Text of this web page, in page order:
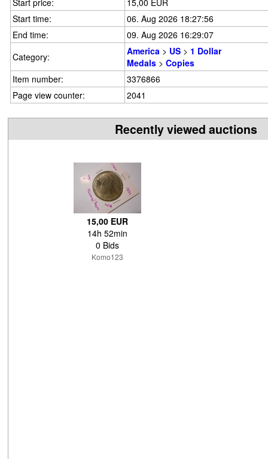
Start price:
15,00 EUR
Start time:
06. Aug 2026 18:27:56
End time:
09. Aug 2026 16:29:07
Category:
America > US > 1 Dollar
Medals > Copies
Item number:
3376866
Page view counter:
2041
Recently viewed auctions
15,00 EUR
14h 52min
0 Bids
Komo123